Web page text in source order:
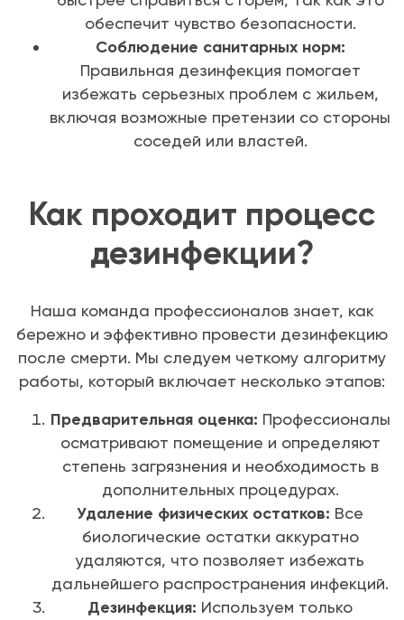
обеспечит чувство безопасности.
Соблюдение санитарных норм:
Правильная дезинфекция помогает
избежать серьезных проблем с жильем,
включая возможные претензии со стороны
соседей или властей.
Как проходит процесс
дезинфекции?
Наша команда профессионалов знает, как
бережно и эффективно провести дезинфекцию
после смерти. Мы следуем четкому алгоритму
работы, который включает несколько этапов:
Предварительная оценка: Профессионалы
осматривают помещение и определяют
степень загрязнения и необходимость в
дополнительных процедурах.
Удаление физических остатков: Все
биологические остатки аккуратно
удаляются, что позволяет избежать
дальнейшего распространения инфекций.
Дезинфекция: Используем только